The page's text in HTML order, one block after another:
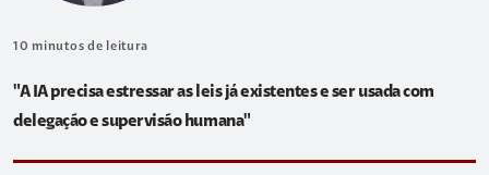
10 minutos de leitura
"A IA precisa estressar as leis já existentes e ser usada com
delegação e supervisão humana"